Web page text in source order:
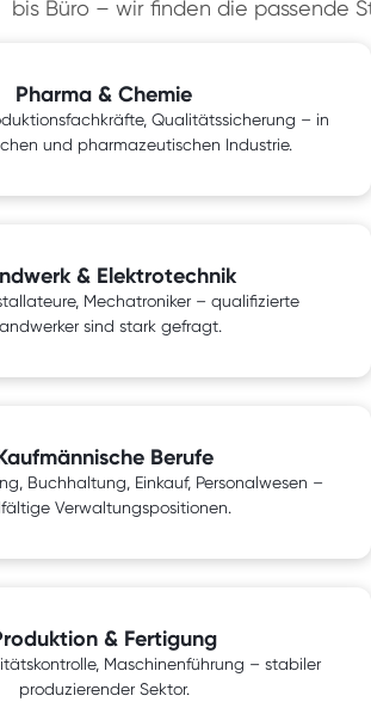
bis Büro – wir finden die passende
Pharma & Chemie
Qualitätssicherung – in
und pharmazeutischen Industrie.
& Elektrotechnik
Mechatroniker – qualifizierte
sind stark gefragt.
Berufe
Buchhaltung, Einkauf, Personalwesen –
Verwaltungspositionen.
& Fertigung
Maschinenführung – stabiler
produzierender Sektor.